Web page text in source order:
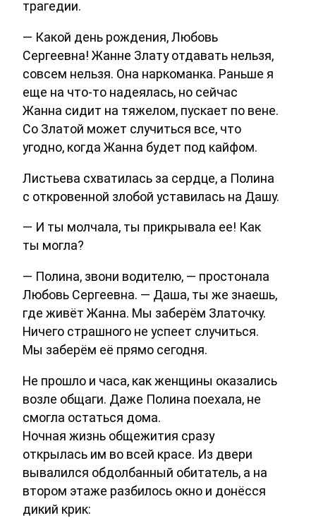
трагедии.
— Какой день рождения, Любовь
Сергеевна! Жанне Злату отдавать нельзя,
совсем нельзя. Она наркоманка. Раньше я
еще на что-то надеялась, но сейчас
Жанна сидит на тяжелом, пускает по вене.
Со Златой может случиться все, что
угодно, когда Жанна будет под кайфом.
Листьева схватилась за сердце, а Полина
с откровенной злобой уставилась на Дашу.
— И ты молчала, ты прикрывала ее! Как
ты могла?
— Полина, звони водителю, — простонала
Любовь Сергеевна. — Даша, ты же знаешь,
где живёт Жанна. Мы заберём Златочку.
Ничего страшного не успеет случиться.
Мы заберём её прямо сегодня.
Не прошло и часа, как женщины оказались
возле общаги. Даже Полина поехала, не
смогла остаться дома.
Ночная жизнь общежития сразу
открылась им во всей красе. Из двери
вывалился обдолбанный обитатель, а на
втором этаже разбилось окно и донёсся
дикий крик: